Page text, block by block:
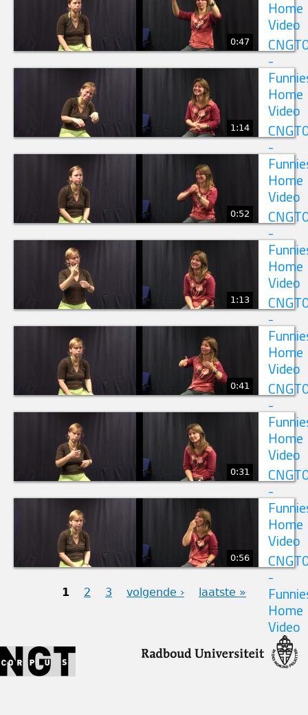
Home
Video
0:47
-
Home
Video
1:14
-
Home
Video
0:52
-
Home
Video
1:13
-
Home
Video
0:41
-
Home
Video
0:31
-
Home
Video
0:56
-
Home
Video
1 2 3 volgende › laatste »